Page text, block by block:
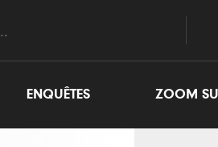
ENQUÊTES ZOOM